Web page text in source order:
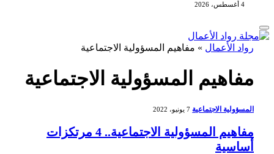
4 أغسطس، 2026
رواد الأعمال» مفاهيم المسؤولية الاجتماعية
مفاهيم المسؤولية الاجتماعية
المسؤولية الاجتماعية 7 يونيو، 2022
مفاهيم المسؤولية الاجتماعية.. 4 مرتكزات
أساسية